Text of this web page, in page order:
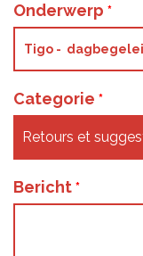
Onderwerp
Categorie
Bericht